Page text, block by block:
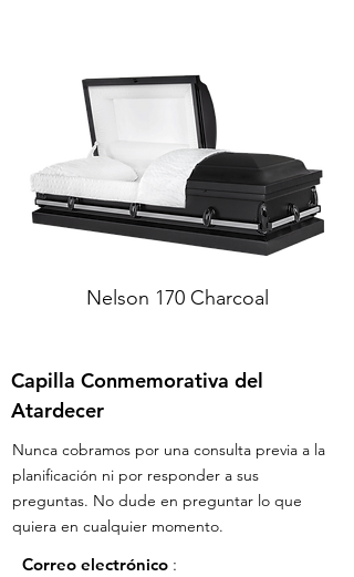
Nelson 170 Charcoal
Capilla Conmemorativa del
Atardecer
Nunca cobramos por una consulta previa a la
planificación ni por responder a sus
preguntas. No dude en preguntar lo que
quiera en cualquier momento.
Correo electrónico :